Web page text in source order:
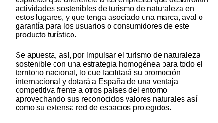
actividades sostenibles de turismo de naturaleza en
estos lugares, y que tenga asociado una marca, aval o
garantía para los usuarios o consumidores de este
producto turístico.
Se apuesta, así, por impulsar el turismo de naturaleza
sostenible con una estrategia homogénea para todo el
territorio nacional, lo que facilitará su promoción
internacional y dotará a España de una ventaja
competitiva frente a otros países del entorno
aprovechando sus reconocidos valores naturales así
como su extensa red de espacios protegidos.